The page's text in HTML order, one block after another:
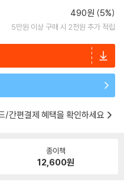
490원 (5%)
5만원 이상 구매 시 2천원 추가 적립
/간편결제 혜택을 확인하세요
종이책
12,600원